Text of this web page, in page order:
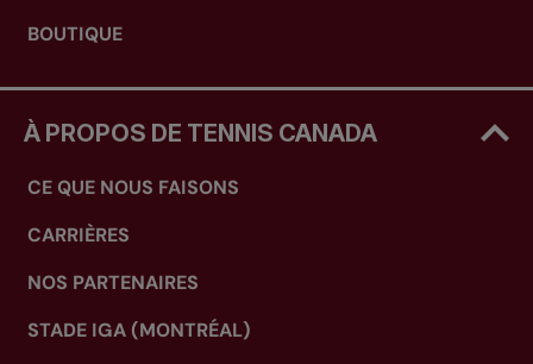
BOUTIQUE
À PROPOS DE TENNIS CANADA
CE QUE NOUS FAISONS
CARRIÈRES
NOS PARTENAIRES
STADE IGA (MONTRÉAL)